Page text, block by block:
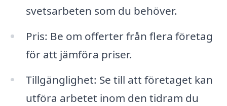
svetsarbeten som du behöver.
Pris: Be om offerter från flera företag
för att jämföra priser.
Tillgänglighet: Se till att företaget kan
utföra arbetet inom den tidram du